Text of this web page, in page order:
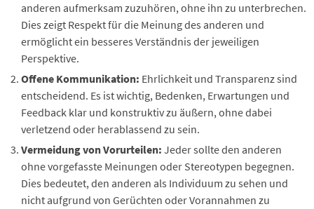
anderen aufmerksam zuzuhören, ohne ihn zu unterbrechen.
Dies zeigt Respekt für die Meinung des anderen und
ermöglicht ein besseres Verständnis der jeweiligen
Perspektive.
Offene Kommunikation: Ehrlichkeit und Transparenz sind
entscheidend. Es ist wichtig, Bedenken, Erwartungen und
Feedback klar und konstruktiv zu äußern, ohne dabei
verletzend oder herablassend zu sein.
Vermeidung von Vorurteilen: Jeder sollte den anderen
ohne vorgefasste Meinungen oder Stereotypen begegnen.
Dies bedeutet, den anderen als Individuum zu sehen und
nicht aufgrund von Gerüchten oder Vorannahmen zu